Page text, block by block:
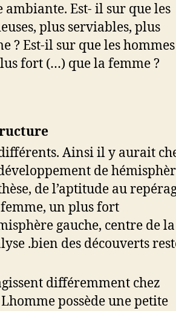
Est- il sur que les
plus serviables, plus
? Est-il sur que les hommes
fort (…) que la femme ?
Ainsi il y aurait
de
de l’aptitude au
femme, un plus fort
gauche, centre de la
.bien des découverts
différemment chez
possède une petite